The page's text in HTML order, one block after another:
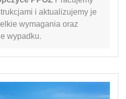
i aktualizujemy je
wymagania oraz
wypadku.